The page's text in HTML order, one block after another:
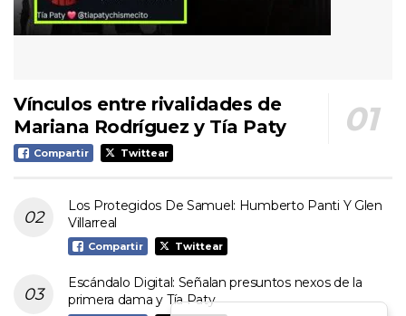
Vínculos entre rivalidades de
Mariana Rodríguez y Tía Paty
Compartir Twittear
Los Protegidos De Samuel: Humberto Panti Y Glen
Villarreal
Compartir Twittear
Escándalo Digital: Señalan presuntos nexos de la
primera dama y Tía Paty